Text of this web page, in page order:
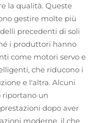
la qualità. Queste
gestire molte più
precedenti di soli
i produttori hanno
come motori servo e
che riducono i
e l'altra. Alcuni
un
dopo aver
moderne, il che